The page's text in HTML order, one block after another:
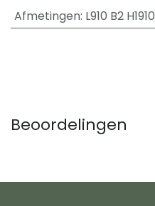
Afmetingen: L910 B2 H1910
Beoordelingen